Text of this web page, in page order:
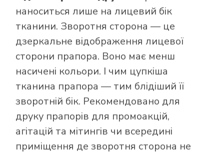
наноситься лише на лицевий бік
тканини. Зворотня сторона — це
дзеркальне відображення лицевої
сторони прапора. Воно має менш
насичені кольори. І чим цупкіша
тканина прапора — тим блідіший її
зворотній бік. Рекомендовано для
друку прапорів для промоакцій,
агітацій та мітингів чи всередині
приміщення де зворотня сторона не